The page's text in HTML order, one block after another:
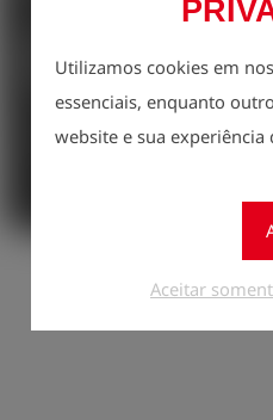
Utilizamos cookies em
essenciais, enquanto
website e sua experiência
Aceitar